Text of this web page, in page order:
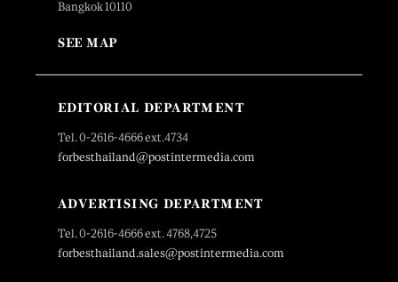
Bangkok 10110
SEE MAP
EDITORIAL DEPARTMENT
Tel. 0-2616-4666 ext.4734
forbesthailand@postintermedia.com
ADVERTISING DEPARTMENT
Tel. 0-2616-4666 ext. 4768,4725
forbesthailand.sales@postintermedia.com